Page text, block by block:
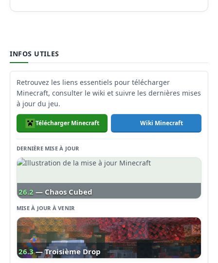
INFOS UTILES
Retrouvez les liens essentiels pour télécharger
Minecraft, consulter le wiki et suivre les dernières mises
à jour du jeu.
Télécharger Minecraft Wiki Minecraft
DERNIÈRE MISE À JOUR
26.2 — Chaos Cubed
MISE À JOUR À VENIR
26.3 — Troisième Drop